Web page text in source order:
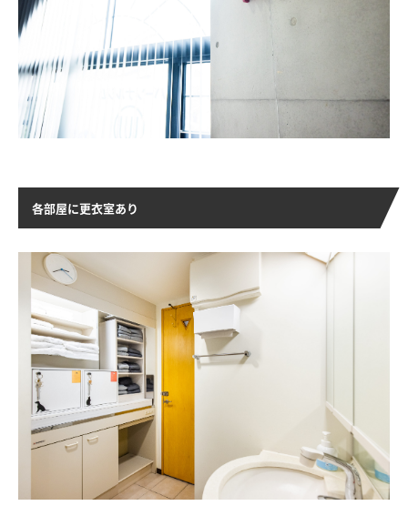
各部屋に更衣室あり